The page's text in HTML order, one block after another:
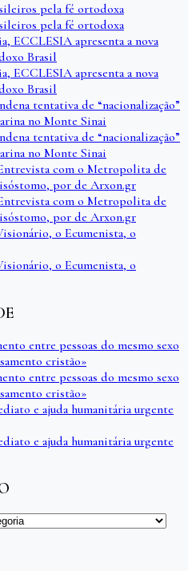
pela fé ortodoxa
pela fé ortodoxa
ECCLESIA apresenta a nova
Brasil
ECCLESIA apresenta a nova
Brasil
tentativa de “nacionalização”
no Monte Sinai
tentativa de “nacionalização”
no Monte Sinai
com o Metropolita de
por de Arxon.gr
com o Metropolita de
por de Arxon.gr
o Ecumenista, o
o Ecumenista, o
entre pessoas do mesmo sexo
cristão»
entre pessoas do mesmo sexo
cristão»
e ajuda humanitária urgente
e ajuda humanitária urgente